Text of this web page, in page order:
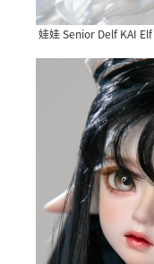
娃娃 Senior Delf KAI